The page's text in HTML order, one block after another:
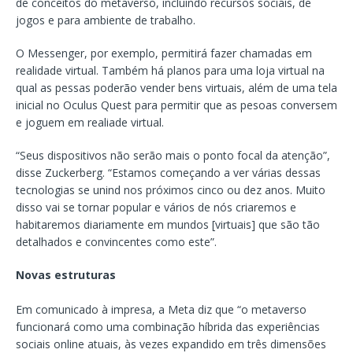
jogos e para ambiente de trabalho.
O Messenger, por exemplo, permitirá fazer chamadas em
realidade virtual. Também há planos para uma loja virtual na
qual as pessas poderão vender bens virtuais, além de uma tela
inicial no Oculus Quest para permitir que as pesoas conversem
e joguem em realiade virtual.
“Seus dispositivos não serão mais o ponto focal da atenção”,
disse Zuckerberg. “Estamos começando a ver várias dessas
tecnologias se unind nos próximos cinco ou dez anos. Muito
disso vai se tornar popular e vários de nós criaremos e
habitaremos diariamente em mundos [virtuais] que são tão
detalhados e convincentes como este”.
Novas estruturas
Em comunicado à impresa, a Meta diz que “o metaverso
funcionará como uma combinação híbrida das experiências
sociais online atuais, às vezes expandido em três dimensões